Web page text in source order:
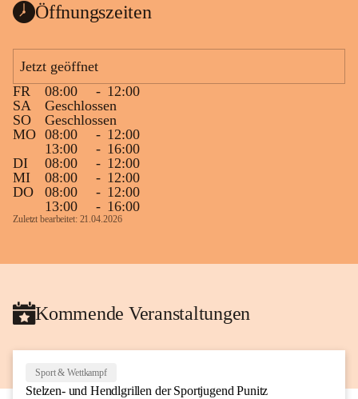
Das Gemeindeamt freut sich sehr über die
Spende >lesenswerter< Bücher und
vorsortiert in die Bücherzelle eingeräumt
werden können.
Gleichzeitig möchten wir uns bei all Jenen
sehr herzlich bedanken, die bereits viele
tolle Bücher spendiert haben.
Öffnungszeiten
Jetzt geöffnet
FR
08:00 - 12:00
SA
Geschlossen
SO
Geschlossen
MO 08:00 - 12:00
13:00
- 16:00
DI
08:00 - 12:00
MI
08:00 - 12:00
DO
08:00 - 12:00
13:00
- 16:00
Zuletzt bearbeitet: 21.04.2026
Kommende Veranstaltungen
Sport & Wettkampf
Stelzen- und Hendlgrillen der Sportjugend Punitz